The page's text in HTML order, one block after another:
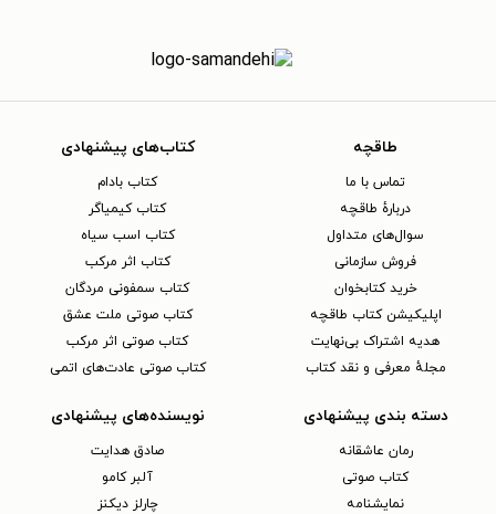
طاقچه
تماس با ما
دربارهٔ طاقچه
سوال‌های متداول
فروش سازمانی
خرید کتابخوان
اپلیکیشن کتاب طاقچه
هدیه اشتراک بی‌نهایت
مجلهٔ معرفی و نقد کتاب
کتاب‌های پیشنهادی
کتاب بادام
کتاب کیمیاگر
کتاب اسب سیاه
کتاب اثر مرکب
کتاب سمفونی مردگان
کتاب صوتی ملت عشق
کتاب صوتی اثر مرکب
کتاب صوتی عادت‌های اتمی
دسته بندی پیشنهادی
رمان عاشقانه
کتاب‌ صوتی
نمایشنامه
نویسنده‌های پیشنهادی
صادق هدایت
آلبر کامو
چارلز دیکنز